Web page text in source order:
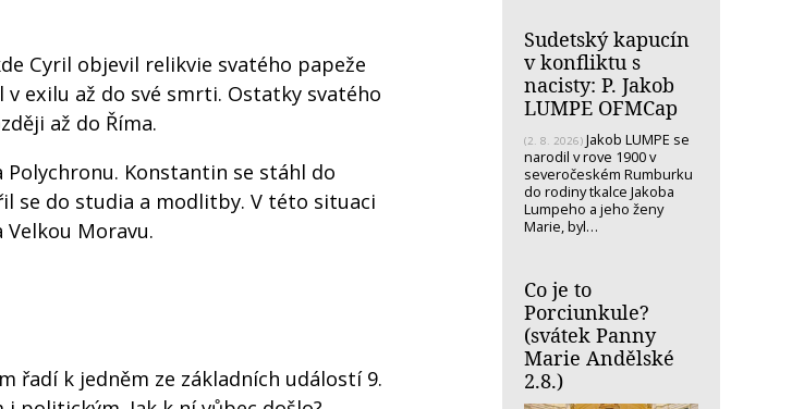
Cyril objevil relikvie svatého papeže
exilu až do své smrti. Ostatky svatého
až do Říma.
Konstantin se stáhl do
se do studia a modlitby. V této situaci
Moravu.
řadí k jedněm ze základních událostí 9.
Sudetský kapucín
v konfliktu s
nacisty: P. Jakob
LUMPE OFMCap
(2. 8. 2026) Jakob LUMPE se
narodil v rove 1900 v
severočeském Rumburku
do rodiny tkalce Jakoba
Lumpeho a jeho ženy
Marie, byl…
Co je to
Porciunkule?
(svátek Panny
Marie Andělské
2.8.)